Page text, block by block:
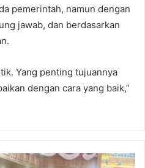
pemerintah, namun dengan
jawab, dan berdasarkan
Yang penting tujuannya
dengan cara yang baik,”